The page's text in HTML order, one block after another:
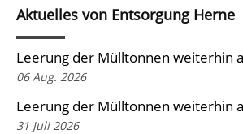
Aktuelles von Entsorgung Herne
Leerung der Mülltonnen weiterhin
06 Aug. 2026
Leerung der Mülltonnen weiterhin
31 Juli 2026